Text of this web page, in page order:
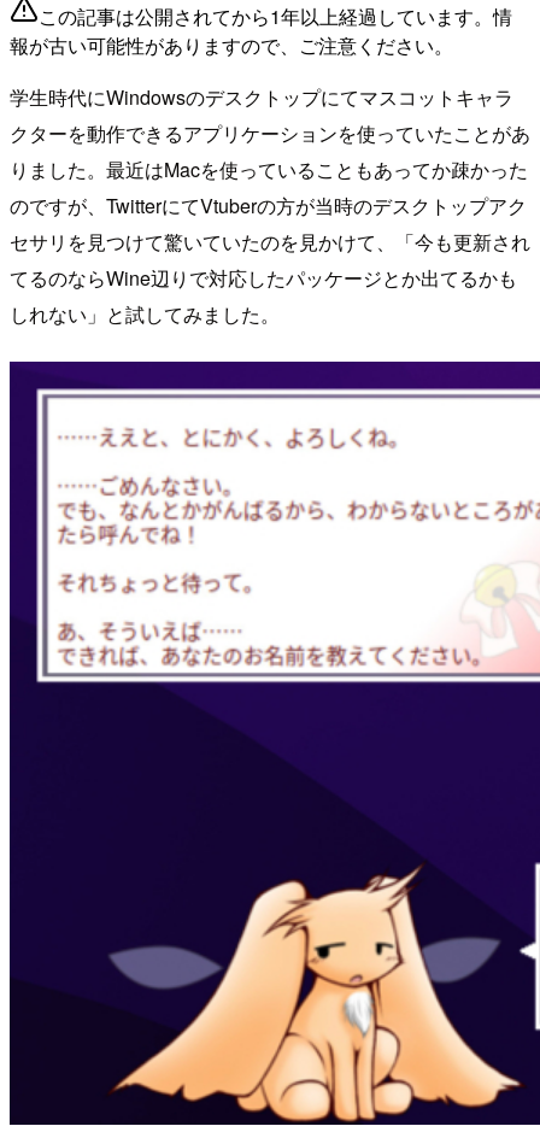
この記事は公開されてから1年以上経過しています。情
報が古い可能性がありますので、ご注意ください。
学生時代にWindowsのデスクトップにてマスコットキャラ
クターを動作できるアプリケーションを使っていたことがあ
りました。最近はMacを使っていることもあってか疎かった
のですが、TwitterにてVtuberの方が当時のデスクトップアク
セサリを見つけて驚いていたのを見かけて、「今も更新され
てるのならWine辺りで対応したパッケージとか出てるかも
しれない」と試してみました。